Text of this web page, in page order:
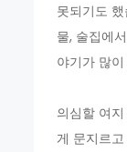
못되기도
물, 술집에
야기가 많
의심할 여
게 문지르